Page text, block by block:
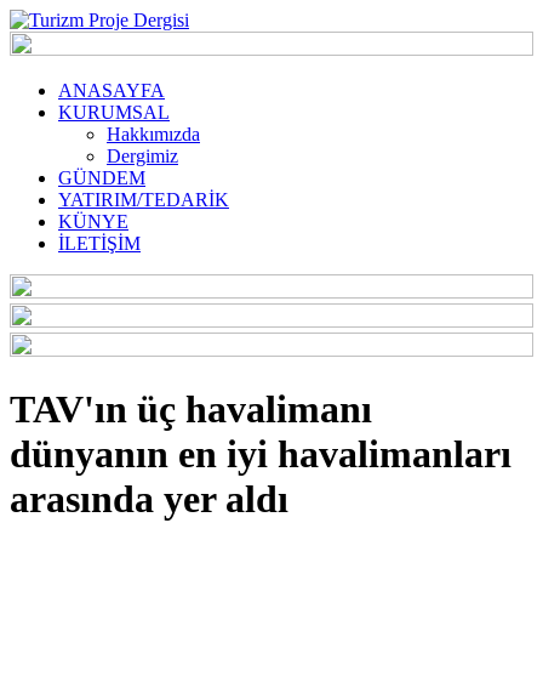
ANASAYFA
KURUMSAL
Hakkımızda
Dergimiz
GÜNDEM
YATIRIM/TEDARİK
KÜNYE
İLETİŞİM
TAV'ın üç havalimanı
dünyanın en iyi havalimanları
arasında yer aldı